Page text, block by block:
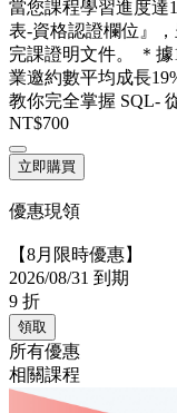
當您課程學習進度達
表-資格認證欄位』
完課證明文件。 ＊
業邀約數平均成長
教你完全掌握 SQL-
NT$700
立即購買
優惠現領
【8月限時優惠】
2026/08/31 到期
9 折
領取
所有優惠
相關課程